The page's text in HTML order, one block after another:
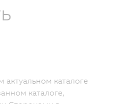
актуальном каталоге
каталоге,